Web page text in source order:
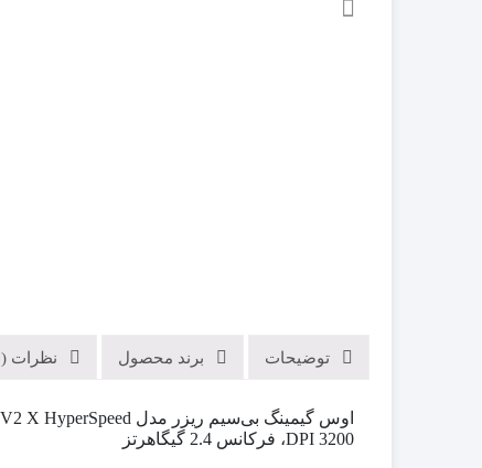
توضیحات برند محصول نظرات (0)
3200 DPI، فرکانس 2.4 گیگاهرتز